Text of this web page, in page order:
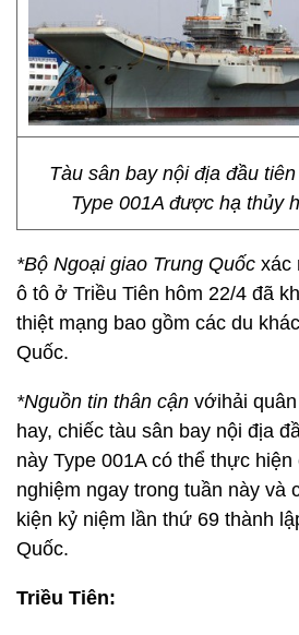
Tàu sân bay nội địa đầu
Type 001A được hạ thủy
*Bộ Ngoại giao Trung Quốc xác
ô tô ở Triều Tiên hôm 22/4 đã
thiệt mạng bao gồm các du
Quốc.
*Nguồn tin thân cận vớihải
hay, chiếc tàu sân bay nội địa
này Type 001A có thể thực
nghiệm ngay trong tuần này và
kiện kỷ niệm lần thứ 69 thành
Quốc.
Triều Tiên: